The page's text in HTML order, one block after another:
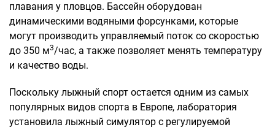
плавания у пловцов. Бассейн оборудован
динамическими водяными форсунками, которые
могут производить управляемый поток со скоростью
до 350 м3/час, а также позволяет менять температуру
и качество воды.
Поскольку лыжный спорт остается одним из самых
популярных видов спорта в Европе, лаборатория
установила лыжный симулятор с регулируемой